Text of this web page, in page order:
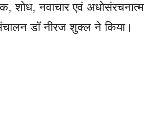
शोध, नवाचार एवं
डॉ नीरज शुक्ल ने किया।